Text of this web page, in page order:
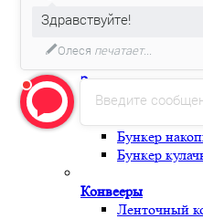
Узлы и
Периферия
Загрузчики
Бункер
Бункер
Бункер
Конвееры
Ленточный
Введите
Здравствуйте!
Олеся печатает...